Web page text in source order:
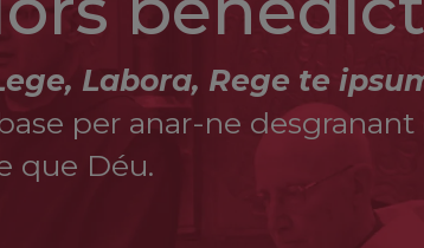
Labora, Rege te
per anar-ne
que Déu.